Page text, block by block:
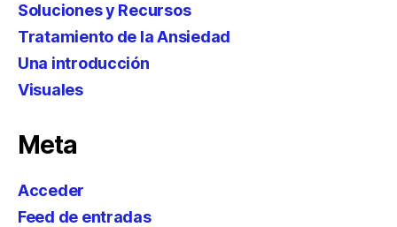
Soluciones y Recursos
Tratamiento de la Ansiedad
Una introducción
Visuales
Meta
Acceder
Feed de entradas